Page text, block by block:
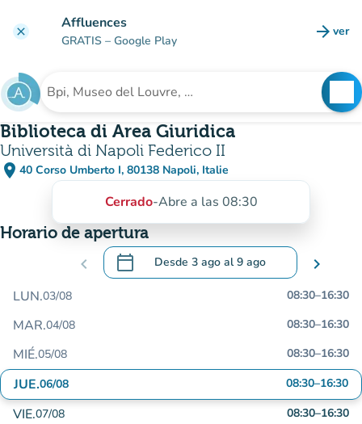
clear Affluences
GRATIS – Google Play arrow_forward ver
Buscar un establecimiento
Biblioteca di Area Giuridica
Università di Napoli Federico II
place 40 Corso Umberto I, 80138 Napoli, Italie
(abrir en Google Maps)
(nueva pestaña)
Cerrado-Abre a las 08:30
Horario de apertura
chevron_left calendar_today Desde 3 ago al9 ago
.Abra el calendario para cambiar las
chevron_right
LUN.03/08 08:30–16:30
MAR.04/08 08:30–16:30
MIÉ.05/08 08:30–16:30
JUE.06/08 08:30–16:30
VIE.07/08 08:30–16:30